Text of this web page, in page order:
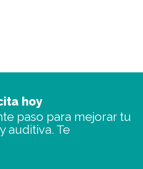
hoy
paso para mejorar tu
auditiva. Te